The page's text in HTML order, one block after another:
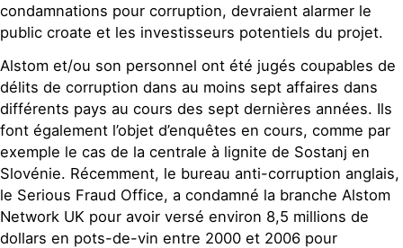
condamnations pour corruption, devraient alarmer le
public croate et les investisseurs potentiels du projet.
Alstom et/ou son personnel ont été jugés coupables de
délits de corruption dans au moins sept affaires dans
différents pays au cours des sept dernières années. Ils
font également l’objet d’enquêtes en cours, comme par
exemple le cas de la centrale à lignite de Sostanj en
Slovénie. Récemment, le bureau anti-corruption anglais,
le Serious Fraud Office, a condamné la branche Alstom
Network UK pour avoir versé environ 8,5 millions de
dollars en pots-de-vin entre 2000 et 2006 pour